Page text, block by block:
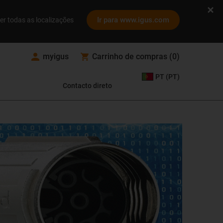
todas as localizações Ir para www.igus.com
myigus Carrinho de compras (0)
Contacto direto
PT (PT)